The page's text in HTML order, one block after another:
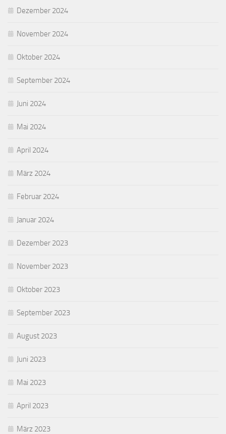
Dezember 2024
November 2024
Oktober 2024
September 2024
Juni 2024
Mai 2024
April 2024
März 2024
Februar 2024
Januar 2024
Dezember 2023
November 2023
Oktober 2023
September 2023
August 2023
Juni 2023
Mai 2023
April 2023
März 2023